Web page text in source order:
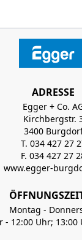
ADRESSE
Egger + Co.
Kirchbergstr.
3400
T. 034 427 27
F. 034 427 27
www.egger-
Montag -
- 12:00 Uhr; 13:00